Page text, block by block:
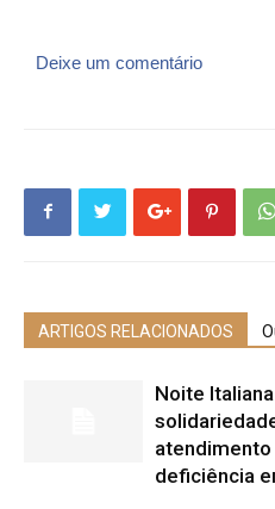
Deixe um comentário
ARTIGOS RELACIONADOS
Noite
deficiência